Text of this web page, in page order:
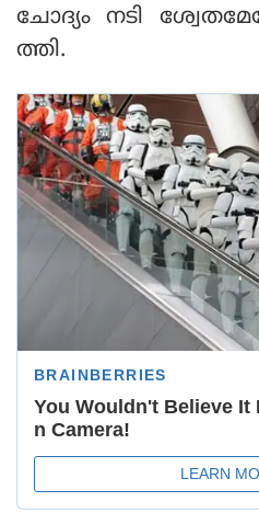
ചോദ്യം നടി
ത്തി.